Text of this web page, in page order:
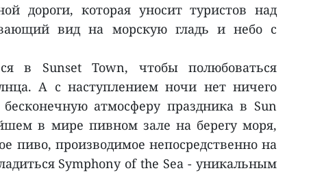
дороги, которая уносит туристов над
вид на морскую гладь и небо с
в Sunset Town, чтобы полюбоваться
А с наступлением ночи нет ничего
атмосферу праздника в Sun
в мире пивном зале на берегу моря,
пиво, производимое непосредственно на
Symphony of the Sea - уникальным